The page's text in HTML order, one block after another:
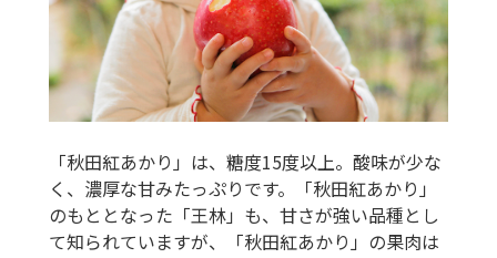
「秋田紅あかり」は、糖度15度以上。酸味が少な
く、濃厚な甘みたっぷりです。「秋田紅あかり」
のもととなった「王林」も、甘さが強い品種とし
て知られていますが、「秋田紅あかり」の果肉は